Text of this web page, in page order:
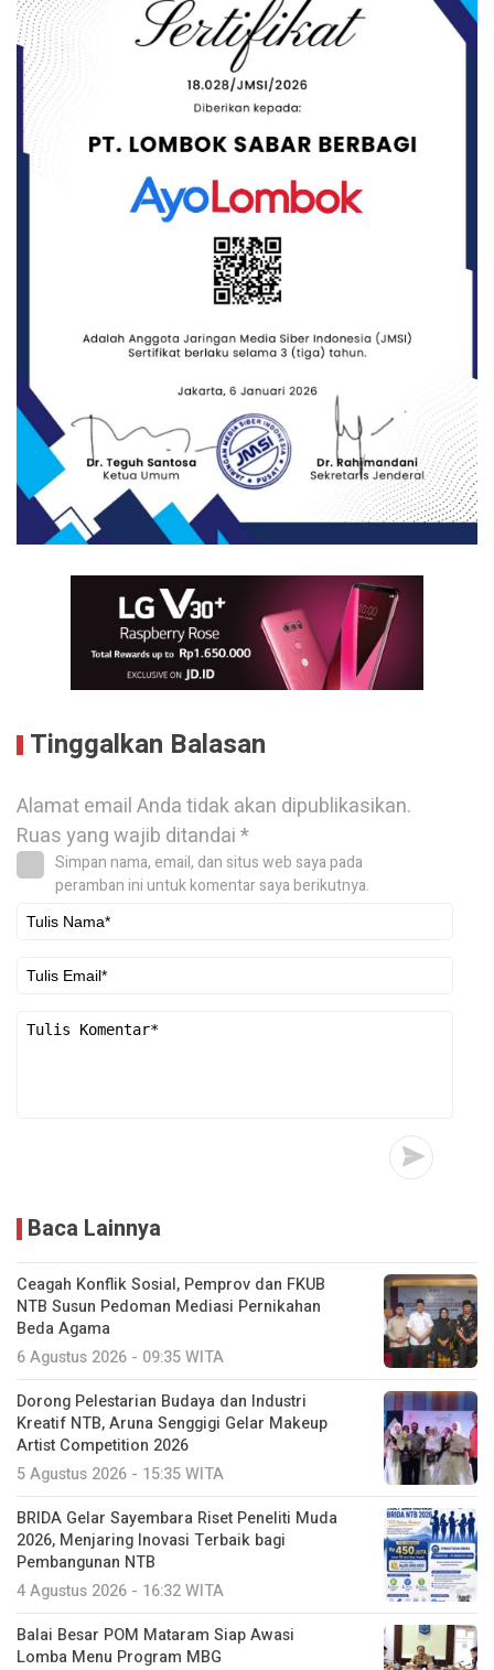
Tinggalkan Balasan
Alamat email Anda tidak akan dipublikasikan.
Ruas yang wajib ditandai*
Simpan nama, email, dan situs web saya pada
peramban ini untuk komentar saya berikutnya.
Baca Lainnya
Ceagah Konflik Sosial, Pemprov dan FKUB
NTB Susun Pedoman Mediasi Pernikahan
Beda Agama
6 Agustus 2026 - 09:35 WITA
Dorong Pelestarian Budaya dan Industri
Kreatif NTB, Aruna Senggigi Gelar Makeup
Artist Competition 2026
5 Agustus 2026 - 15:35 WITA
BRIDA Gelar Sayembara Riset Peneliti Muda
2026, Menjaring Inovasi Terbaik bagi
Pembangunan NTB
4 Agustus 2026 - 16:32 WITA
Balai Besar POM Mataram Siap Awasi
Lomba Menu Program MBG